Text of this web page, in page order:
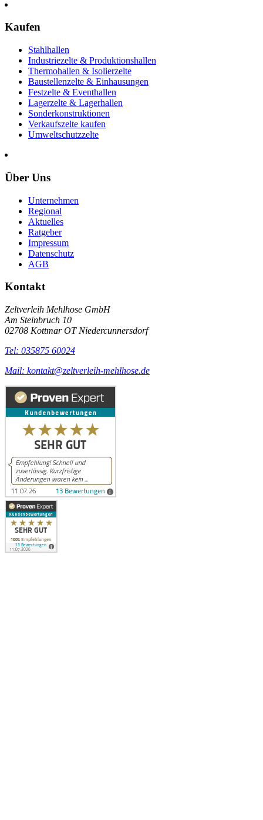
Kaufen
Stahlhallen
Industriezelte & Produktionshallen
Thermohallen & Isolierzelte
Baustellenzelte & Einhausungen
Festzelte & Eventhallen
Lagerzelte & Lagerhallen
Sonderkonstruktionen
Verkaufszelte kaufen
Umweltschutzzelte
Über Uns
Unternehmen
Regional
Aktuelles
Ratgeber
Impressum
Datenschutz
AGB
Kontakt
Zeltverleih Mehlhose GmbH
Am Steinbruch 10
02708 Kottmar OT Niedercunnersdorf
Tel: 035875 60024
Mail: kontakt@zeltverleih-mehlhose.de